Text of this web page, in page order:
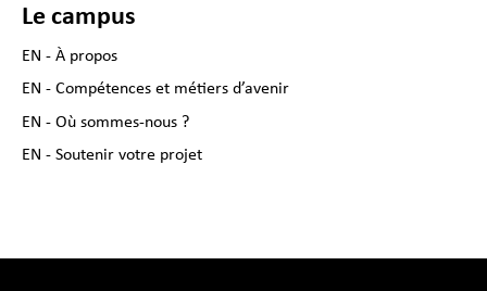
Le campus
EN - À propos
EN - Compétences et métiers d’avenir
EN - Où sommes-nous ?
EN - Soutenir votre projet